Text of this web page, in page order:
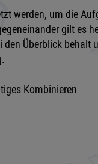
werden, um die
gilt es
Überblick behalt
Kombinieren